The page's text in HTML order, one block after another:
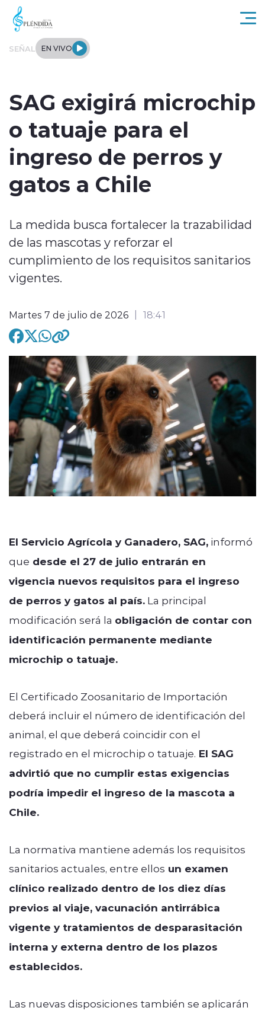
Click acá para ir directamente al contenido
SEÑAL EN VIVO
Tendencias
Internacional
Deportes
modo claro
SAG exigirá microchip
o tatuaje para el
ingreso de perros y
gatos a Chile
La medida busca fortalecer la trazabilidad
de las mascotas y reforzar el
cumplimiento de los requisitos sanitarios
vigentes.
Martes 7 de julio de 2026 18:41
El Servicio Agrícola y Ganadero, SAG, informó
que desde el 27 de julio entrarán en
vigencia nuevos requisitos para el ingreso
de perros y gatos al país. La principal
modificación será la obligación de contar con
identificación permanente mediante
microchip o tatuaje.
El Certificado Zoosanitario de Importación
deberá incluir el número de identificación del
animal, el que deberá coincidir con el
registrado en el microchip o tatuaje. El SAG
advirtió que no cumplir estas exigencias
podría impedir el ingreso de la mascota a
Chile.
La normativa mantiene además los requisitos
sanitarios actuales, entre ellos un examen
clínico realizado dentro de los diez días
previos al viaje, vacunación antirrábica
vigente y tratamientos de desparasitación
interna y externa dentro de los plazos
establecidos.
Las nuevas disposiciones también se aplicarán